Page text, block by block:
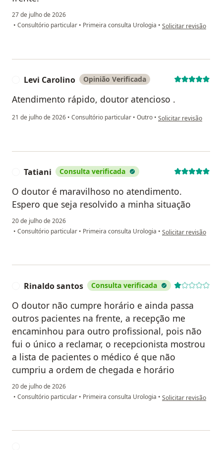
27 de julho de 2026
• Consultório particular • Primeira consulta Urologia • na opinião do
Solicitar revisão
Levi Carolino Opinião Verificada
Atendimento rápido, doutor atencioso .
21 de julho de 2026 • Consultório particular • Outro • na opinião do
Solicitar revisão
Tatiani Consulta verificada
O doutor é maravilhoso no atendimento.
Espero que seja resolvido a minha situação
20 de julho de 2026
• Consultório particular • Primeira consulta Urologia • na opinião do
Solicitar revisão
Rinaldo santos Consulta verificada
O doutor não cumpre horário e ainda passa
outros pacientes na frente, a recepção me
encaminhou para outro profissional, pois não
fui o único a reclamar, o recepcionista mostrou
a lista de pacientes o médico é que não
cumpriu a ordem de chegada e horário
20 de julho de 2026
• Consultório particular • Primeira consulta Urologia • na opinião do
Solicitar revisão